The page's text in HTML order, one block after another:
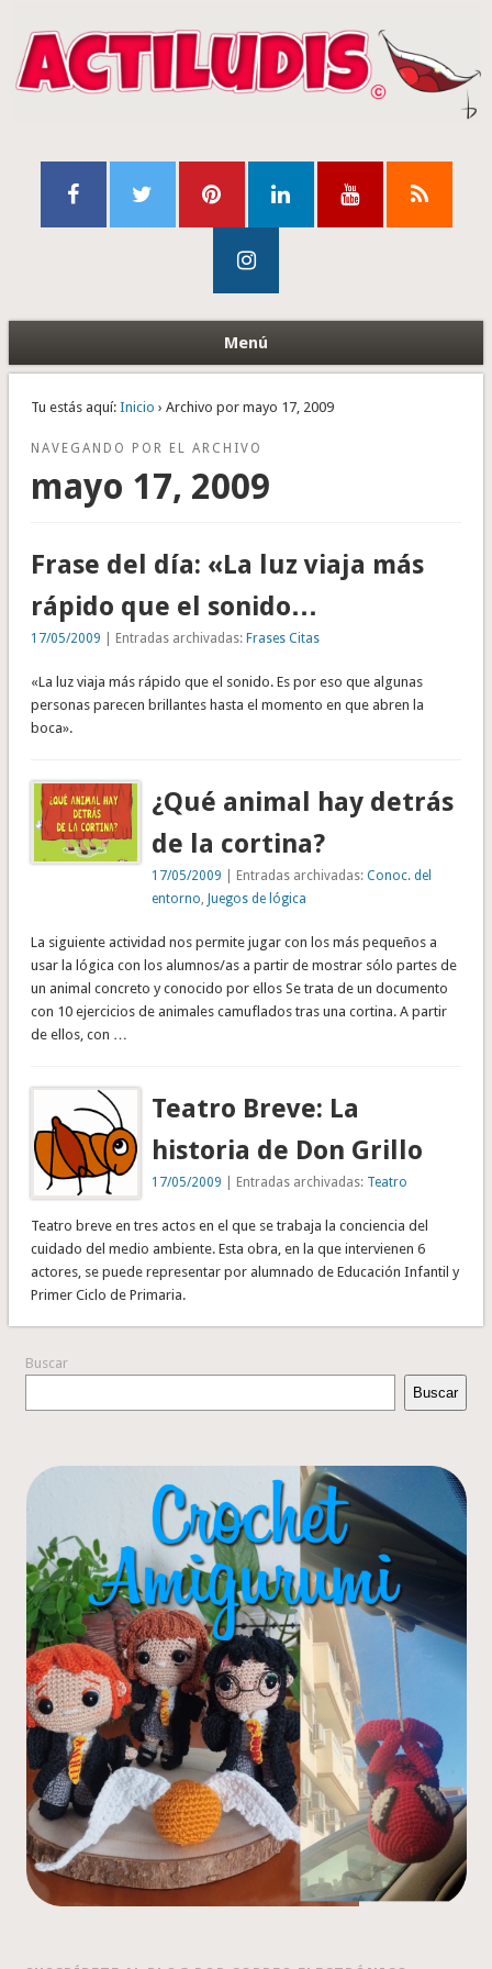
Menú
Tu estás aquí: Inicio › Archivo por mayo 17, 2009
NAVEGANDO POR EL ARCHIVO
mayo 17, 2009
Frase del día: «La luz viaja más
rápido que el sonido…
17/05/2009 | Entradas archivadas: Frases Citas
«La luz viaja más rápido que el sonido. Es por eso que algunas
personas parecen brillantes hasta el momento en que abren la
boca».
¿Qué animal hay detrás
de la cortina?
17/05/2009 | Entradas archivadas:Conoc. del
entorno ,Juegos de lógica
La siguiente actividad nos permite jugar con los más pequeños a
usar la lógica con los alumnos/as a partir de mostrar sólo partes de
un animal concreto y conocido por ellos Se trata de un documento
con 10 ejercicios de animales camuflados tras una cortina. A partir
de ellos, con …
Teatro Breve: La
historia de Don Grillo
17/05/2009 | Entradas archivadas: Teatro
Teatro breve en tres actos en el que se trabaja la conciencia del
cuidado del medio ambiente. Esta obra, en la que intervienen 6
actores, se puede representar por alumnado de Educación Infantil y
Primer Ciclo de Primaria.
Buscar
Buscar